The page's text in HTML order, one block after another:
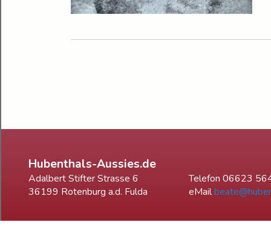
Hubenthals-Aussies.de
Adalbert Stifter Strasse 6
Telefon 06623
36199 Rotenburg a.d. Fulda
eMail